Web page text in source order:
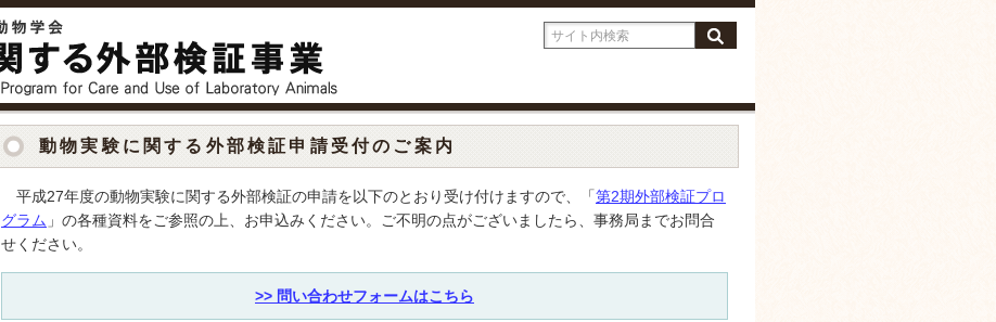
動物実験に関する外部検証申請受付のご案内
平成27年度の動物実験に関する外部検証の申請を以下のとおり受け付けますので、「第2期外部検証プロ
グラム 」の各種資料をご参照の上、お申込みください。ご不明の点がございましたら、事務局までお問合
せください。
>> 問い合わせフォームはこちら